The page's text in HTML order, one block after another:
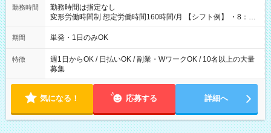
勤務時間
勤務時間は指定なし
変形労働時間制 想定労働時間160時間/月 【シフト例】 ・8：00
～21：00
期間 単発・1日のみOK
特徴
週1日からOK / 日払いOK / 副業・WワークOK / 10名以上の大量
募集
気になる！ 応募する 詳細へ